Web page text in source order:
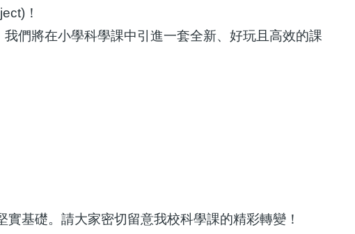
！
們將在小學科學課中引進一套全新、好玩且高效的課
基礎。請大家密切留意我校科學課的精彩轉變！